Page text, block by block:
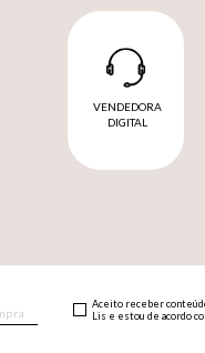
VENDEDORA
DIGITAL
Aceito receber
Lis e estou de acordo